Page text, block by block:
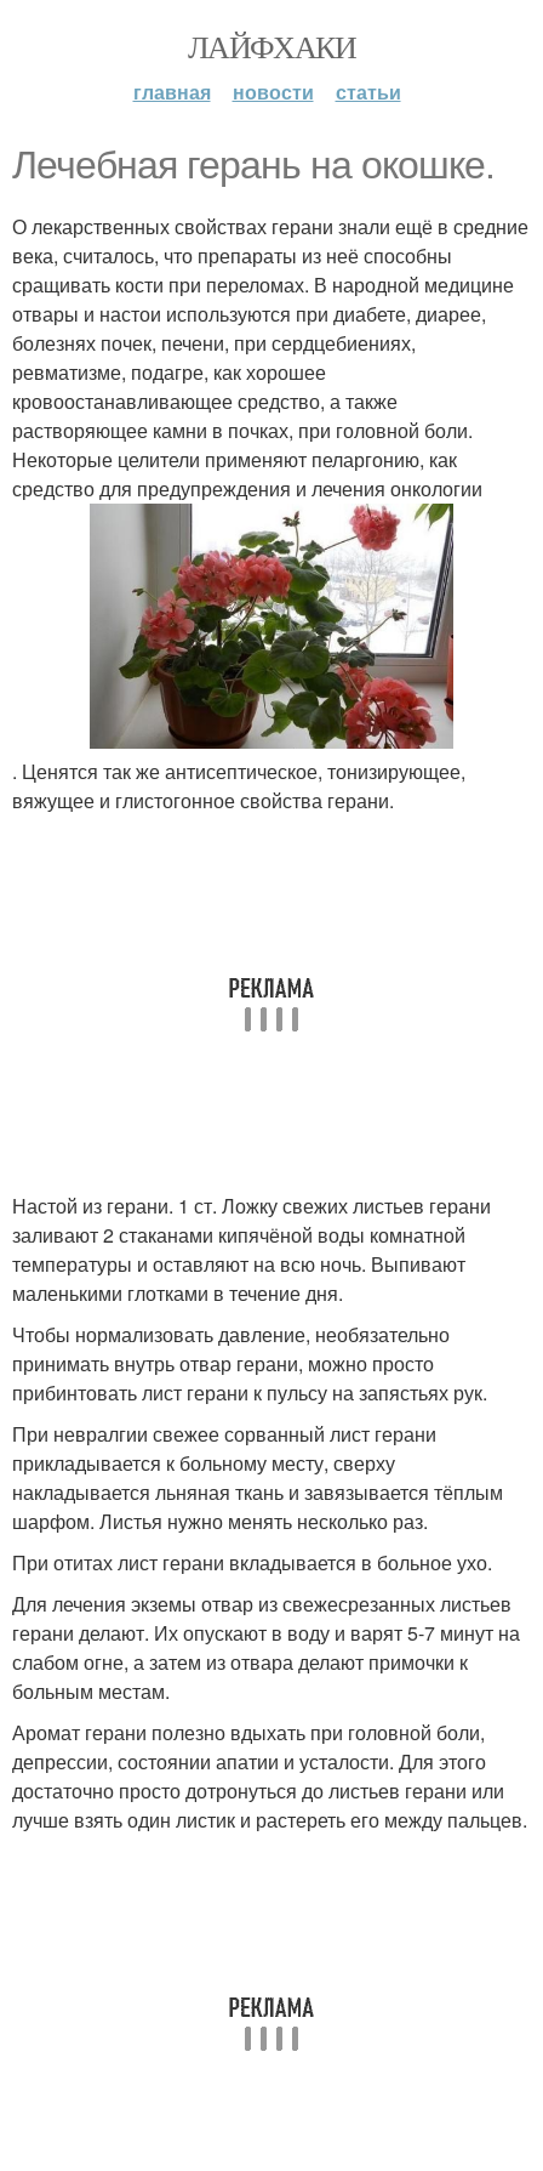
ЛАЙФХАКИ
главная новости статьи
Лечебная герань на окошке.
О лекарственных свойствах герани знали ещё в средние
века, считалось, что препараты из неё способны
сращивать кости при переломах. В народной медицине
отвары и настои используются при диабете, диарее,
болезнях почек, печени, при сердцебиениях,
ревматизме, подагре, как хорошее
кровоостанавливающее средство, а также
растворяющее камни в почках, при головной боли.
Некоторые целители применяют пеларгонию, как
средство для предупреждения и лечения онкологии
. Ценятся так же антисептическое, тонизирующее,
вяжущее и глистогонное свойства герани.
Настой из герани. 1 ст. Ложку свежих листьев герани
заливают 2 стаканами кипячёной воды комнатной
температуры и оставляют на всю ночь. Выпивают
маленькими глотками в течение дня.
Чтобы нормализовать давление, необязательно
принимать внутрь отвар герани, можно просто
прибинтовать лист герани к пульсу на запястьях рук.
При невралгии свежее сорванный лист герани
прикладывается к больному месту, сверху
накладывается льняная ткань и завязывается тёплым
шарфом. Листья нужно менять несколько раз.
При отитах лист герани вкладывается в больное ухо.
Для лечения экземы отвар из свежесрезанных листьев
герани делают. Их опускают в воду и варят 5-7 минут на
слабом огне, а затем из отвара делают примочки к
больным местам.
Аромат герани полезно вдыхать при головной боли,
депрессии, состоянии апатии и усталости. Для этого
достаточно просто дотронуться до листьев герани или
лучше взять один листик и растереть его между пальцев.